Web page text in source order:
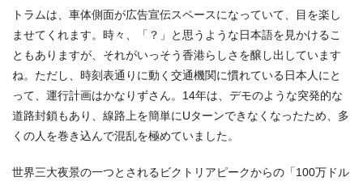
トラムは、車体側面が広告宣伝スペースになっていて、目を楽し
ませてくれます。時々、「？」と思うような日本語を見かけるこ
ともありますが、それがいっそう香港らしさを醸し出しています
ね。ただし、時刻表通りに動く交通機関に慣れている日本人にと
って、運行計画はかなりずさん。14年は、デモのような突発的な
道路封鎖もあり、線路上を簡単にUターンできなくなったため、多
くの人を巻き込んで混乱を極めていました。
世界三大夜景の一つとされるビクトリアピークからの「100万ドル